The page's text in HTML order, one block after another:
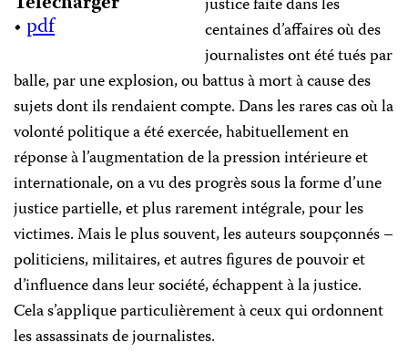
•pdf
justice faite dans les
centaines d’affaires où des
journalistes ont été tués par
balle, par une explosion, ou battus à mort à cause des
sujets dont ils rendaient compte. Dans les rares cas où la
volonté politique a été exercée, habituellement en
réponse à l’augmentation de la pression intérieure et
internationale, on a vu des progrès sous la forme d’une
justice partielle, et plus rarement intégrale, pour les
victimes. Mais le plus souvent, les auteurs soupçonnés –
politiciens, militaires, et autres figures de pouvoir et
d’influence dans leur société, échappent à la justice.
Cela s’applique particulièrement à ceux qui ordonnent
les assassinats de journalistes.